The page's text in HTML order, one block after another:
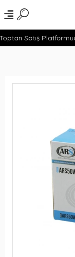
Satış